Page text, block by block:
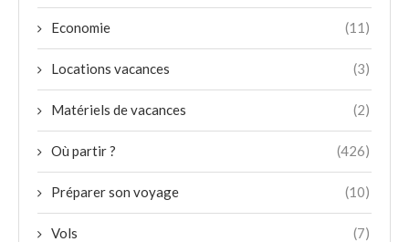
Economie (11)
Locations vacances (3)
Matériels de vacances (2)
Où partir ? (426)
Préparer son voyage (10)
Vols (7)